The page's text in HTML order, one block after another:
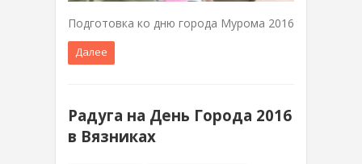
Подготовка ко дню города Мурома 2016
Далее
Радуга на День Города 2016
в Вязниках